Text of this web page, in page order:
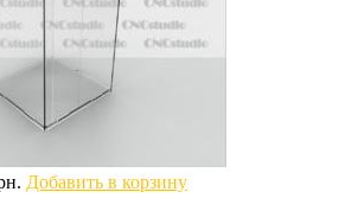
Добавить в корзину